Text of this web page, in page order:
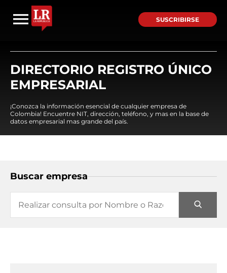
SUSCRIBIRSE
DIRECTORIO REGISTRO ÚNICO
EMPRESARIAL
¡Conozca la información esencial de cualquier empresa de
Colombia! Encuentre NIT, dirección, teléfono, y mas en la base de
datos empresarial mas grande del país.
Buscar empresa